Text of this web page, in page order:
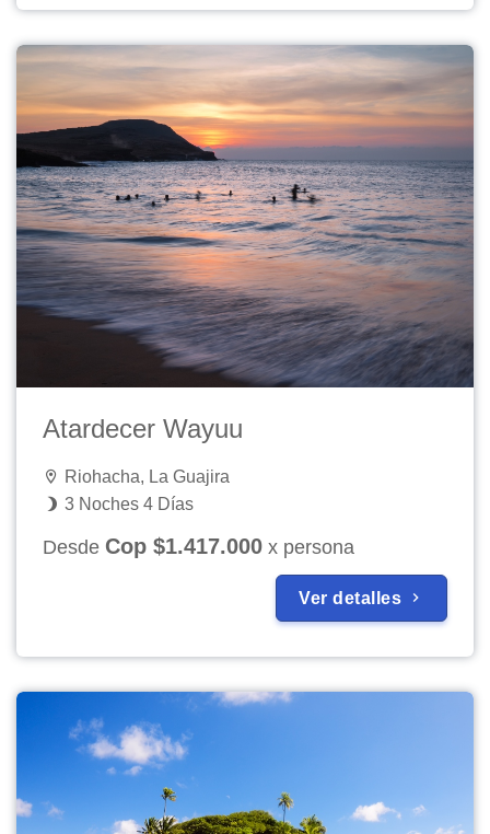
Atardecer Wayuu
Riohacha, La Guajira
3 Noches 4 Días
Desde Cop $1.417.000 x persona
Ver detalles